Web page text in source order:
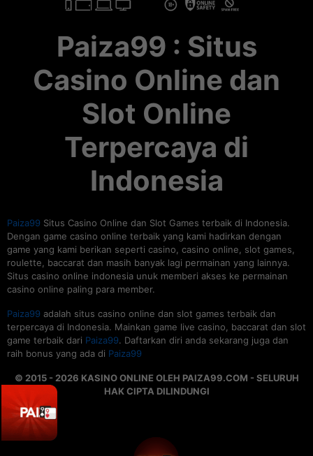
Paiza99 : Situs
Casino Online dan
Slot Online
Terpercaya di
Indonesia
Paiza99 Situs Casino Online dan Slot Games terbaik di Indonesia.
Dengan game casino online terbaik yang kami hadirkan dengan
game yang kami berikan seperti casino, casino online, slot games,
roulette, baccarat dan masih banyak lagi permainan yang lainnya.
Situs casino online indonesia unuk memberi akses ke permainan
casino online paling para member.
Paiza99 adalah situs casino online dan slot games terbaik dan
terpercaya di Indonesia. Mainkan game live casino, baccarat dan slot
game terbaik dari Paiza99. Daftarkan diri anda sekarang juga dan
raih bonus yang ada di Paiza99
© 2015 - 2026 KASINO ONLINE OLEH PAIZA99.COM - SELURUH
HAK CIPTA DILINDUNGI